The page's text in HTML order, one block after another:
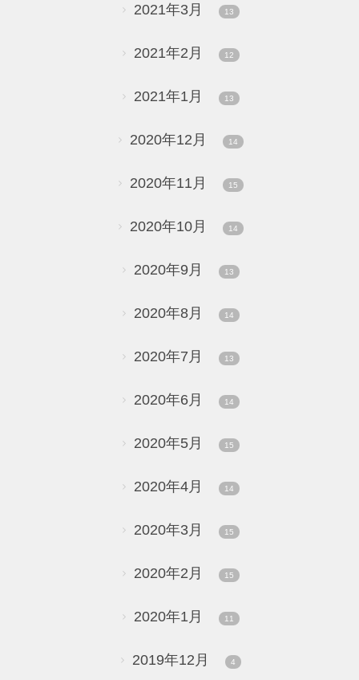
2021年3月 13
2021年2月 12
2021年1月 13
2020年12月 14
2020年11月 15
2020年10月 14
2020年9月 13
2020年8月 14
2020年7月 13
2020年6月 14
2020年5月 15
2020年4月 14
2020年3月 15
2020年2月 15
2020年1月 11
2019年12月 4